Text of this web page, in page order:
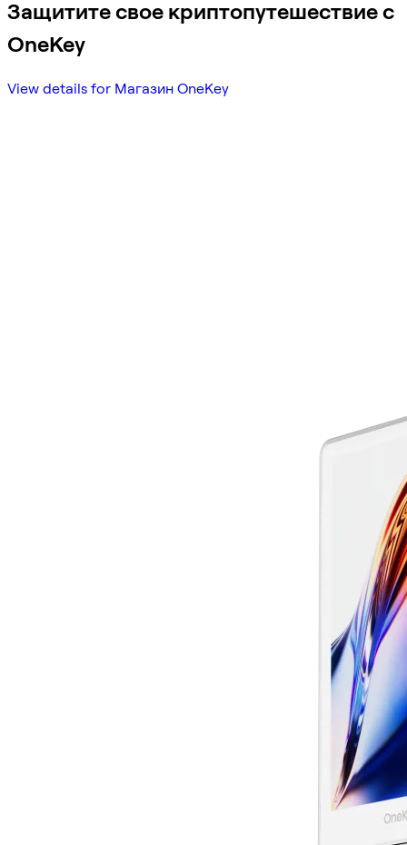
Защитите свое криптопутешествие с
OneKey
View details for Магазин OneKey